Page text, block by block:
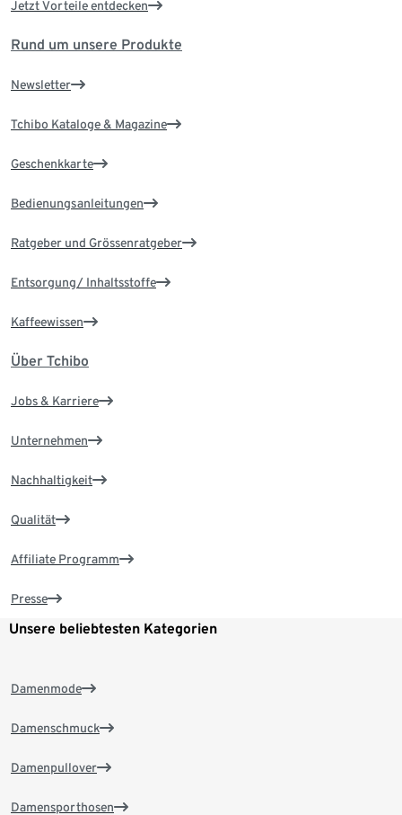
Jetzt Vorteile entdecken
Rund um unsere Produkte
Newsletter
Tchibo Kataloge & Magazine
Geschenkkarte
Bedienungsanleitungen
Ratgeber und Grössenratgeber
Entsorgung/ Inhaltsstoffe
Kaffeewissen
Über Tchibo
Jobs & Karriere
Unternehmen
Nachhaltigkeit
Qualität
Affiliate Programm
Presse
Unsere beliebtesten Kategorien
Damenmode
Damenschmuck
Damenpullover
Damensporthosen